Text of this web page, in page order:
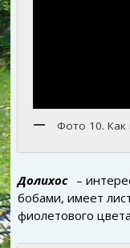
Фото 10. Как
Долихос
–
бобами, имеет
фиолетового